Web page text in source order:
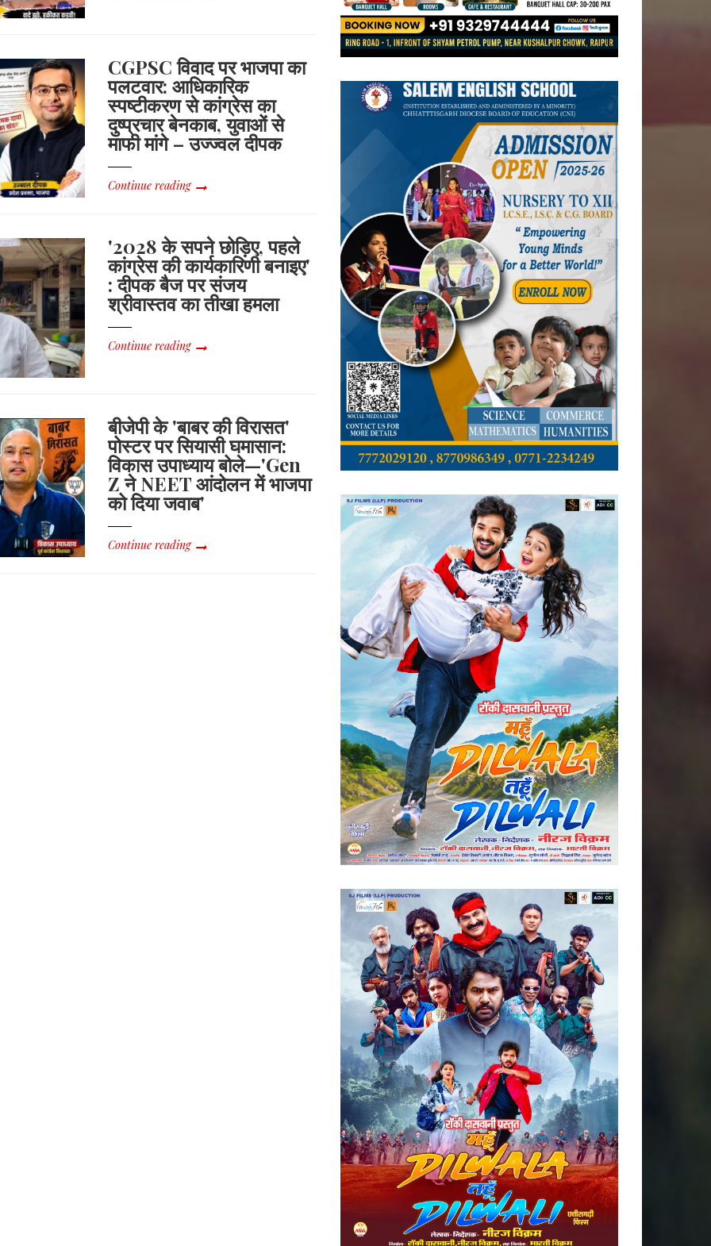
CGPSC विवाद पर भाजपा का
पलटवार: आधिकारिक
स्पष्टीकरण से कांग्रेस का
दुष्प्रचार बेनकाब, युवाओं से
माफी मांगे – उज्ज्वल दीपक
Continue reading
'2028 के सपने छोड़िए, पहले
कांग्रेस की कार्यकारिणी बनाइए'
: दीपक बैज पर संजय
श्रीवास्तव का तीखा हमला
Continue reading
बीजेपी के 'बाबर की विरासत'
पोस्टर पर सियासी घमासान:
विकास उपाध्याय बोले—'Gen
Z ने NEET आंदोलन में भाजपा
को दिया जवाब'
Continue reading